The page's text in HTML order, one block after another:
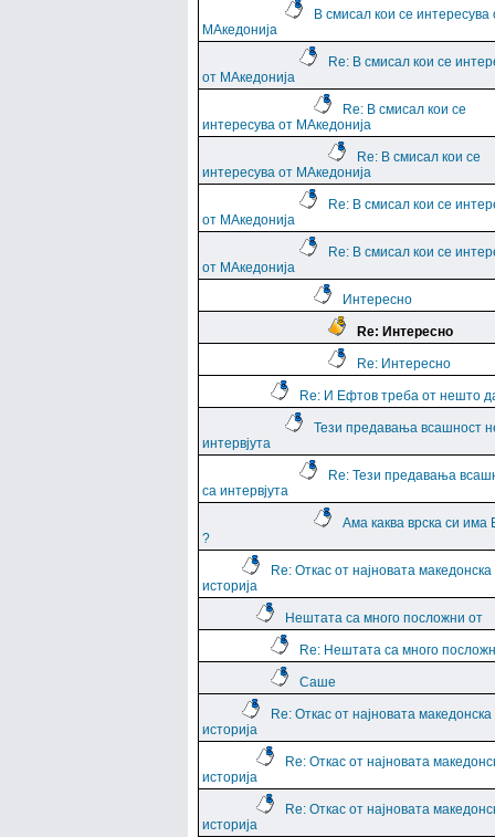
В смисал кои се интересува
МАкедонија
Re: В смисал кои се
от МАкедонија
Re: В смисал кои се
интересува от МАкедонија
Re: В смисал кои се
интересува от МАкедонија
Re: В смисал кои се
от МАкедонија
Re: В смисал кои се
от МАкедонија
Интересно
Re: Интересно
Re: Интересно
Re: И Ефтов треба от нешто
Тези предавања всашност
интервјута
Re: Тези предавања
са интервјута
Ама каква врска си има
?
Re: Откас от најновата македонска
историја
Нештата са много посложни от
Re: Нештата са много
Саше
Re: Откас от најновата македонска
историја
Re: Откас от најновата
историја
Re: Откас от најновата
историја